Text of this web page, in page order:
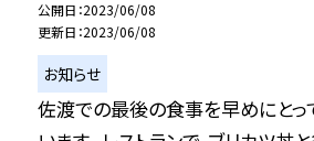
公開日 2023/06/08
更新日 2023/06/08
お知らせ
佐渡での最後の食事を早めにとっ